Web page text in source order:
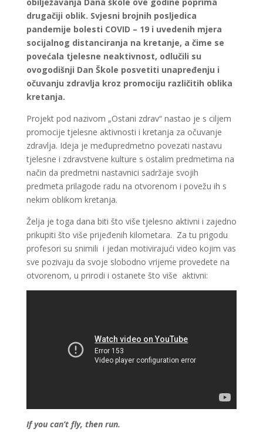
drugačiji oblik. Svjesni brojnih posljedica
pandemije bolesti COVID – 19 i uvedenih mjera
socijalnog distanciranja na kretanje, a čime se
povećala tjelesne neaktivnost, odlučili su
ovogodišnji Dan Škole posvetiti unapređenju i
očuvanju zdravlja kroz promociju različitih oblika
kretanja.
Projekt pod nazivom „Ostani zdrav“ nastao je s ciljem
promocije tjelesne aktivnosti i kretanja za očuvanje
zdravlja. Ideja je međupredmetno povezati nastavu
tjelesne i zdravstvene kulture s ostalim predmetima na
način da predmetni nastavnici sadržaje svojih
predmeta prilagode radu na otvorenom i povežu ih s
nekim oblikom kretanja.
Želja je toga dana biti što više tjelesno aktivni i zajedno
prikupiti što više prijeđenih kilometara. Za tu prigodu
profesori su snimili i jedan motivirajući video kojim vas
sve pozivaju da svoje slobodno vrijeme provedete na
otvorenom, u prirodi i ostanete što više aktivni:
If you can’t fly, then run.